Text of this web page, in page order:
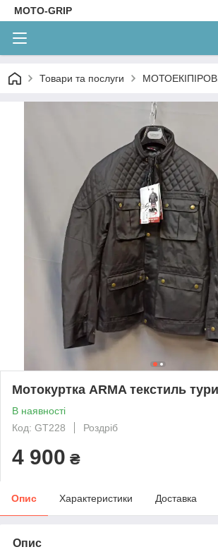
MOTO-GRIP
Товари та послуги
Мотокуртка ARMA текстиль
В наявності
Код: GT228
Роздріб
4 900 ₴
Опис Характеристики Доставка
Опис